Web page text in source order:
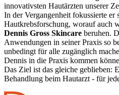
innovativsten Hautärzten unserer
In der Vergangenheit fokussierte er
Hautkrebsforschung, worauf auch
Dennis Gross Skincare beruhen.
Anwendungen in seiner Praxis so
unbedingt für alle zugänglich
Dennis in die Praxis kommen
Das Ziel ist das gleiche geblieben:
Behandlung beim Hautarzt - für